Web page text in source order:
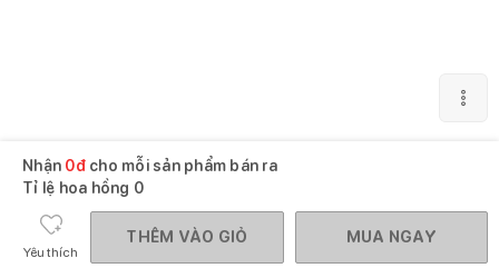
Nhận 0đcho mỗi sản phẩm bán ra
Tỉ lệ hoa hồng 0
Yêu thích
THÊM VÀO GIỎ MUA NGAY